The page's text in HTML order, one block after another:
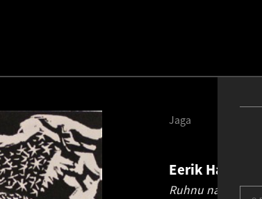
Eerik Haamer
Ruhnu naised.
Jaga